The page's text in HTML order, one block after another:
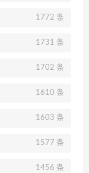
1772 条
1731 条
1702 条
1610 条
1603 条
1577 条
1456 条